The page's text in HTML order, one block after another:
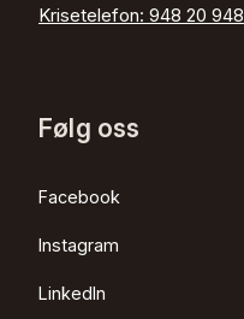
Krisetelefon: 948 20 948
Følg oss
Facebook
Instagram
LinkedIn